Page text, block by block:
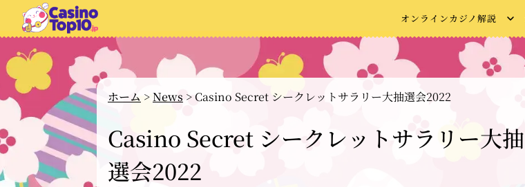
オンラインカジノ解説
ホーム >News >Casino Secret シークレットサラリー大抽選会2022
Casino Secret シークレットサラリー大抽
選会2022